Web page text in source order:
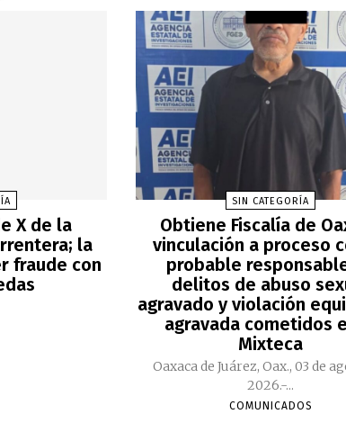
X de la
la
fraude con
SIN CATEGORÍA
Obtiene Fiscalía de
vinculación a proceso
probable
delitos de abuso
agravado y violación
agravada cometidos
Mixteca
Oaxaca de Juárez, Oax., 03 de
2026.-...
COMUNICADOS